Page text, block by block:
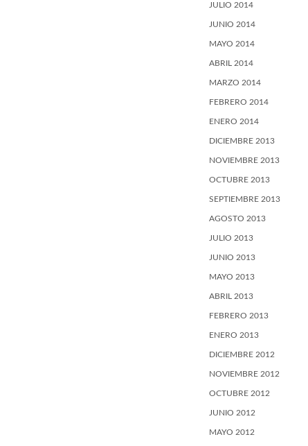
JULIO 2014
JUNIO 2014
MAYO 2014
ABRIL 2014
MARZO 2014
FEBRERO 2014
ENERO 2014
DICIEMBRE 2013
NOVIEMBRE 2013
OCTUBRE 2013
SEPTIEMBRE 2013
AGOSTO 2013
JULIO 2013
JUNIO 2013
MAYO 2013
ABRIL 2013
FEBRERO 2013
ENERO 2013
DICIEMBRE 2012
NOVIEMBRE 2012
OCTUBRE 2012
JUNIO 2012
MAYO 2012